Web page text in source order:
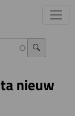
nieuw